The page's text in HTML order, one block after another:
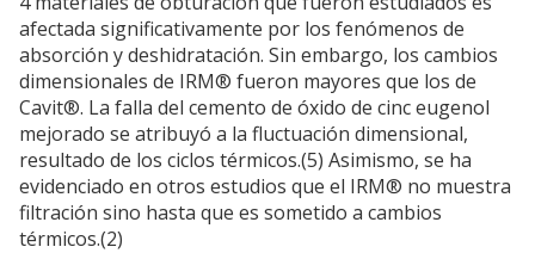
afectada significativamente por los fenómenos de
absorción y deshidratación. Sin embargo, los cambios
dimensionales de IRM® fueron mayores que los de
Cavit®. La falla del cemento de óxido de cinc eugenol
mejorado se atribuyó a la fluctuación dimensional,
resultado de los ciclos térmicos.(5) Asimismo, se ha
evidenciado en otros estudios que el IRM® no muestra
filtración sino hasta que es sometido a cambios
térmicos.(2)